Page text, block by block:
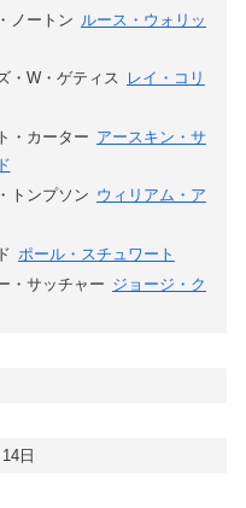
ノートン
ルース・ウォリッ
・W・ゲティス レイ・コリ
・カーター アースキン・サ
トンプソン ウィリアム・ア
ポール・スチュワート
・サッチャー ジョージ・ク
日